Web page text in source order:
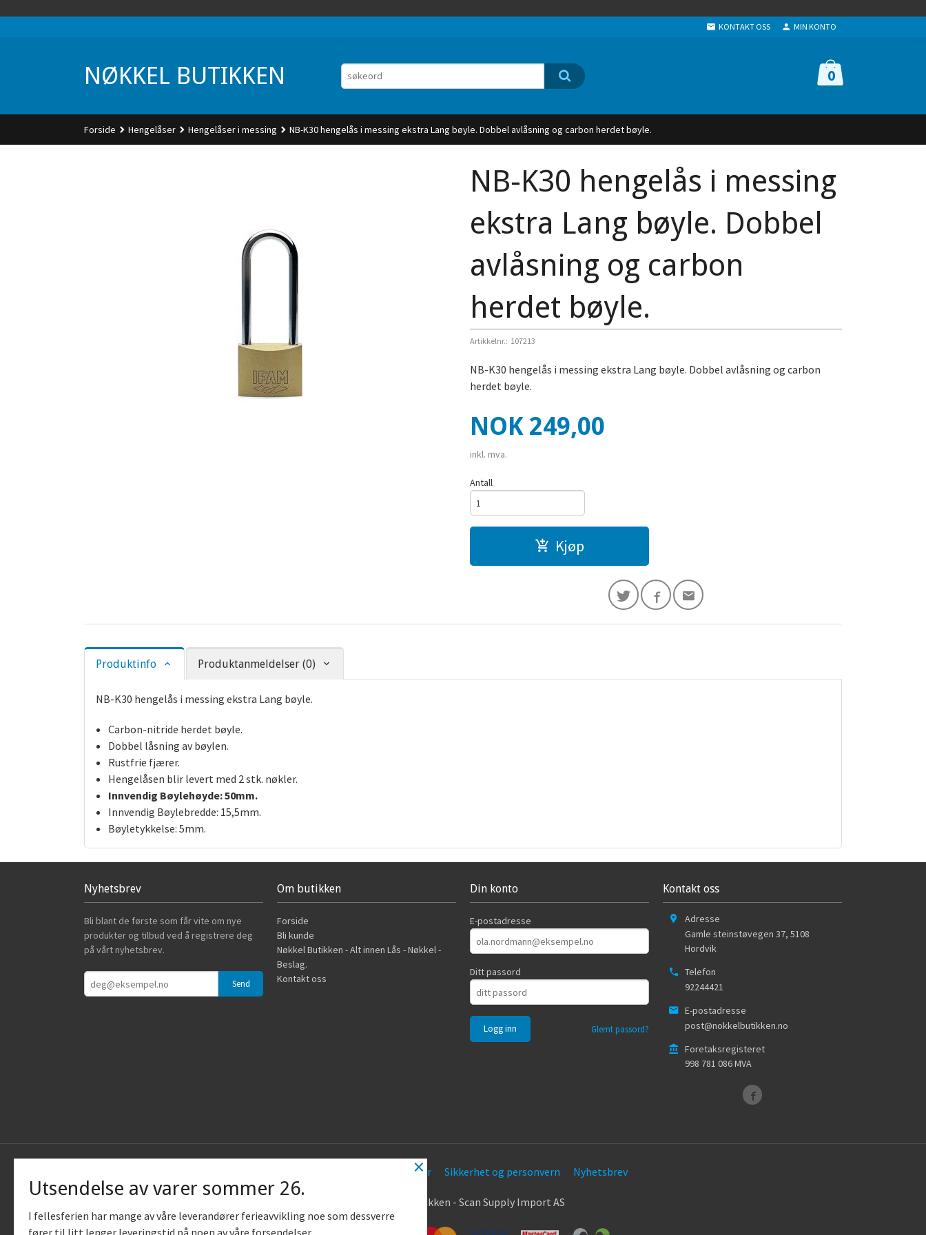
KONTAKT OSS MIN KONTO
NØKKEL BUTIKKEN 0
Forside Hengelåser Hengelåser i messing NB-K30 hengelås i messing ekstra Lang bøyle. Dobbel avlåsning og carbon herdet bøyle.
NB-K30 hengelås i messing
ekstra Lang bøyle. Dobbel
avlåsning og carbon
herdet bøyle.
Artikkelnr.: 107213
NB-K30 hengelås i messing ekstra Lang bøyle. Dobbel avlåsning og carbon
herdet bøyle.
Pris
NOK 249,00
inkl. mva.
Antall
Kjøp
Produktinfo Produktanmeldelser (0)
NB-K30 hengelås i messing ekstra Lang bøyle.
Carbon-nitride herdet bøyle.
Dobbel låsning av bøylen.
Rustfrie fjærer.
Hengelåsen blir levert med 2 stk. nøkler.
Innvendig Bøylehøyde: 50mm.
Innvendig Bøylebredde: 15,5mm.
Bøyletykkelse: 5mm.
Nyhetsbrev
Bli blant de første som får vite om nye
produkter og tilbud ved å registrere deg
på vårt nyhetsbrev.
Om butikken
Forside
Bli kunde
Nøkkel Butikken - Alt innen Lås - Nøkkel -
Beslag.
Kontakt oss
Din konto
E-postadresse
Ditt passord
Glemt passord?
Kontakt oss
Adresse
Gamle steinstøvegen 37, 5108
Hordvik
Telefon
92244421
E-postadresse
post@nokkelbutikken.no
Foretaksregisteret
998 781 086 MVA
Kjøpsbetingelser Sikkerhet og personvern Nyhetsbrev
© Nøkkel Butikken - Scan Supply Import AS
×
Utsendelse av varer sommer 26.
I fellesferien har mange av våre leverandører ferieavvikling noe som dessverre
fører til litt lenger leveringstid på noen av våre forsendelser.